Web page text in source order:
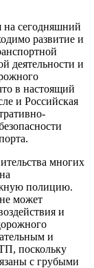
на сегодняшний
развитие и
деятельности и
в настоящий
и Российская
многих
полицию.
может
и
и
поскольку
с грубыми